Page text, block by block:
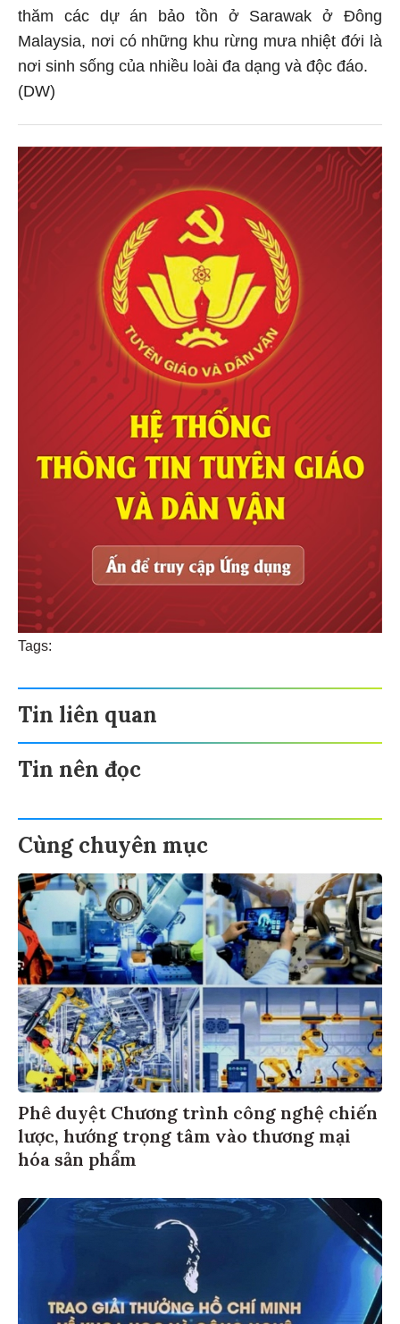
thăm các dự án bảo tồn ở Sarawak ở Đông
Malaysia, nơi có những khu rừng mưa nhiệt đới là
nơi sinh sống của nhiều loài đa dạng và độc đáo.
(DW)
Tags:
Tin liên quan
Tin nên đọc
Cùng chuyên mục
Phê duyệt Chương trình công nghệ chiến
lược, hướng trọng tâm vào thương mại
hóa sản phẩm